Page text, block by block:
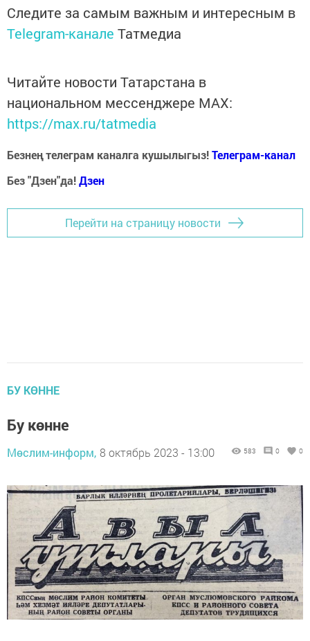
Следите за самым важным и интересным в
Telegram-канале Татмедиа
Читайте новости Татарстана в
национальном мессенджере MАХ:
https://max.ru/tatmedia
Безнең телеграм каналга кушылыгыз!Телеграм-канал
Без "Дзен"да!Дзен
Перейти на страницу новости
БУ КӨННЕ
Бу көнне
Мөслим-информ, 8 октябрь 2023 - 13:00 583 0 0